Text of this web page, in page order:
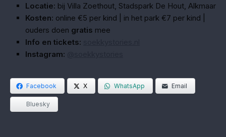
Locatie: bij Villa Zoethout, Stadspark De Hout, Alkmaar
Kosten: online €5 per kind | in het park €7 per kind |
ouders doen gratis mee
Info en tickets:
Instagram:
Facebook X WhatsApp Email
Bluesky